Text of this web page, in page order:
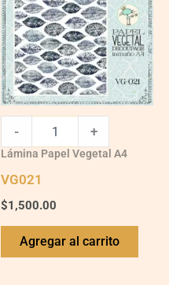
- +
Lámina Papel Vegetal A4
VG021
$1,500.00
Agregar al carrito